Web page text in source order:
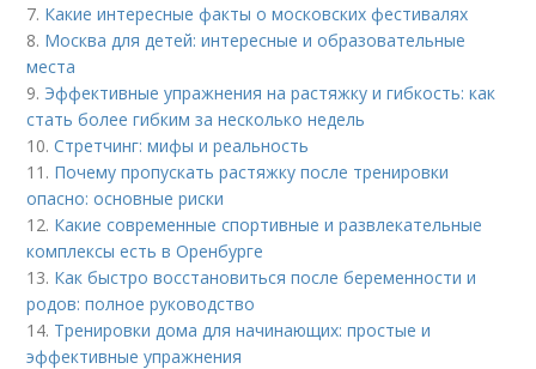
7. Какие интересные факты о московских фестивалях
8. Москва для детей: интересные и образовательные
места
9. Эффективные упражнения на растяжку и гибкость: как
стать более гибким за несколько недель
10.Стретчинг: мифы и реальность
11. Почему пропускать растяжку после тренировки
опасно: основные риски
12. Какие современные спортивные и развлекательные
комплексы есть в Оренбурге
13. Как быстро восстановиться после беременности и
родов: полное руководство
14. Тренировки дома для начинающих: простые и
эффективные упражнения